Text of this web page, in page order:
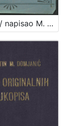
Zdravlje / napisao M. [Milan] Amruš